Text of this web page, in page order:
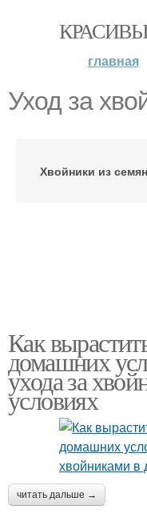
главная
Уход за
Хвойники из семян
Как
домашних
ухода за
условиях
читать дальше →